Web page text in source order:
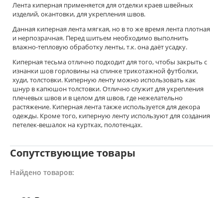
Лента киперная применяется для отделки краев швейных
изделий, окантовки, для укрепления швов.
Данная киперная лента мягкая, но в то же время лента плотная
и нерпозрачная. Перед шитьем необходимо выполнить
влажно-тепловую обработку ленты, т.к. она даёт усадку.
Киперная тесьма отлично подходит для того, чтобы закрыть с
изнанки шов горловины на спинке трикотажной футболки,
худи, толстовки. Киперную ленту можно использовать как
шнур в капюшон толстовки. Отлично служит для укрепления
плечевых швов и в целом для швов, где нежелательно
растяжение. Киперная лента также используется для декора
одежды. Кроме того, киперную ленту используют для создания
петелек-вешалок на куртках, полотенцах.
Сопутствующие товары
Найдено товаров: